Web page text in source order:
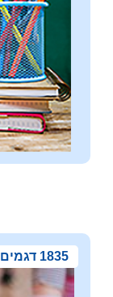
1835 דגמים